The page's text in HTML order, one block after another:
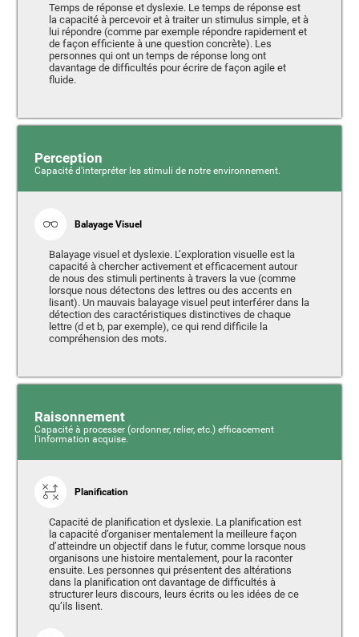
Temps de réponse et dyslexie. Le temps de réponse est
la capacité à percevoir et à traiter un stimulus simple, et à
lui répondre (comme par exemple répondre rapidement et
de façon efficiente à une question concrète). Les
personnes qui ont un temps de réponse long ont
davantage de difficultés pour écrire de façon agile et
fluide.
Perception
Capacité d'interpréter les stimuli de notre environnement.
Balayage Visuel
Balayage visuel et dyslexie. L’exploration visuelle est la
capacité à chercher activement et efficacement autour
de nous des stimuli pertinents à travers la vue (comme
lorsque nous détectons des lettres ou des accents en
lisant). Un mauvais balayage visuel peut interférer dans la
détection des caractéristiques distinctives de chaque
lettre (d et b, par exemple), ce qui rend difficile la
compréhension des mots.
Raisonnement
Capacité à processer (ordonner, relier, etc.) efficacement
l'information acquise.
Planification
Capacité de planification et dyslexie. La planification est
la capacité d’organiser mentalement la meilleure façon
d’atteindre un objectif dans le futur, comme lorsque nous
organisons une histoire mentalement, pour la raconter
ensuite. Les personnes qui présentent des altérations
dans la planification ont davantage de difficultés à
structurer leurs discours, leurs écrits ou les idées de ce
qu’ils lisent.